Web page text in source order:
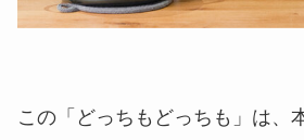
この「どっちもどっちも」は、